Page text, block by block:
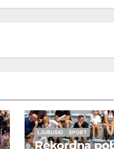
LJUBUŠKI ŠPORT
Rekordna